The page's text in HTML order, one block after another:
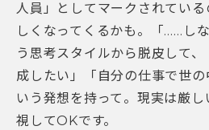
人員」としてマークされてい
しくなってくるかも。「……し
う思考スタイルから脱皮して
成したい」「自分の仕事で世
いう発想を持って。現実は厳
視してOKです。